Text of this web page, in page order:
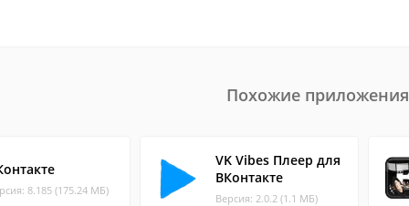
Похожие приложения
8.185 (175.24 МБ)
VK Vibes Плеер для
ВКонтакте
Версия: 2.0.2 (1.1 МБ)